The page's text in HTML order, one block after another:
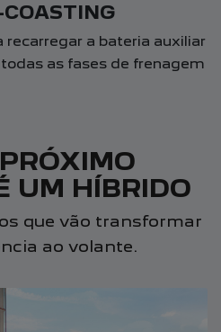
a bateria auxiliar
as fases de frenagem
UM HÍBRIDO
que vão transformar
ao volante.